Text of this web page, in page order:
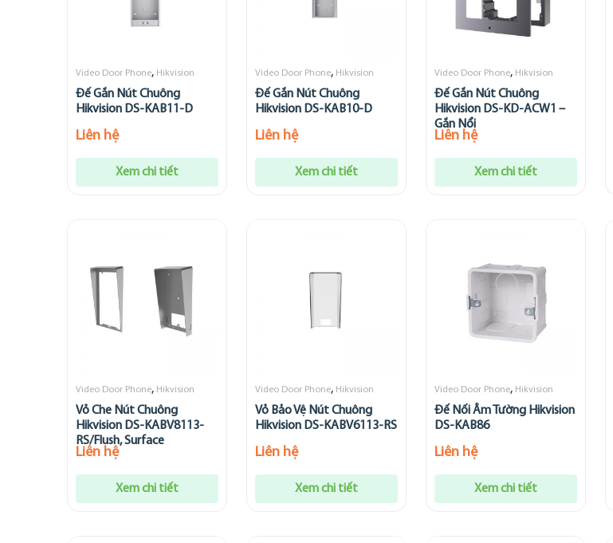
Video Door Phone, Hikvision
Đế Gắn Nút Chuông
Hikvision DS-KAB11-D
Liên hệ
Xem chi tiết
Video Door Phone, Hikvision
Đế Gắn Nút Chuông
Hikvision DS-KAB10-D
Liên hệ
Xem chi tiết
Video Door Phone, Hikvision
Đế Gắn Nút Chuông
Hikvision DS-KD-ACW1 –
Gắn Nổi
Liên hệ
Xem chi tiết
Video Door Phone, Hikvision
Vỏ Che Nút Chuông
Hikvision DS-KABV8113-
RS/Flush, Surface
Liên hệ
Xem chi tiết
Video Door Phone, Hikvision
Vỏ Bảo Vệ Nút Chuông
Hikvision DS-KABV6113-RS
Liên hệ
Xem chi tiết
Video Door Phone, Hikvision
Đế Nối Âm Tường Hikvision
DS-KAB86
Liên hệ
Xem chi tiết